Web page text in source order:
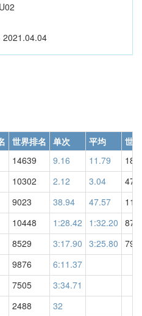
2021.04.04
世界排名 单次 平均
世
14639 9.16 11.79
10302 2.12 3.04
9023 38.94 47.57
10448 1:28.42 1:32.20
8529 3:17.90 3:25.80
9876
6:11.37
7505
3:34.71
2488
32